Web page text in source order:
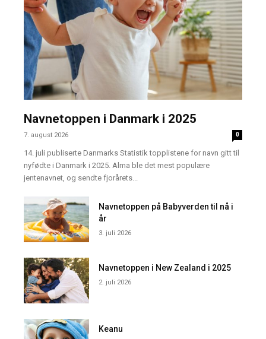
Navnetoppen i Danmark i 2025
7. august 2026 0
14. juli publiserte Danmarks Statistik topplistene for navn gitt til
nyfødte i Danmark i 2025. Alma ble det mest populære
jentenavnet, og sendte fjorårets...
Navnetoppen på Babyverden til nå i
år
3. juli 2026
Navnetoppen i New Zealand i 2025
2. juli 2026
Keanu